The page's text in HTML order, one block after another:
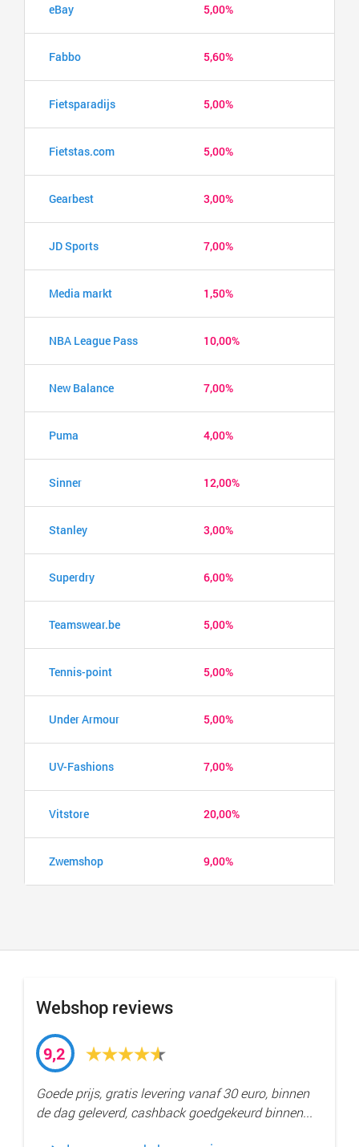
eBay 5,00%
Fabbo 5,60%
Fietsparadijs 5,00%
Fietstas.com 5,00%
Gearbest 3,00%
JD Sports 7,00%
Media markt 1,50%
NBA League Pass 10,00%
New Balance 7,00%
Puma 4,00%
Sinner 12,00%
Stanley 3,00%
Superdry 6,00%
Teamswear.be 5,00%
Tennis-point 5,00%
Under Armour 5,00%
UV-Fashions 7,00%
Vitstore 20,00%
Zwemshop 9,00%
Webshop reviews
9,2
Goede prijs, gratis levering vanaf 30 euro, binnen
de dag geleverd, cashback goedgekeurd binnen...